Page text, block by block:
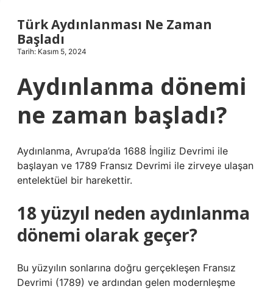
Hakkımızda
Türk Aydınlanması Ne Zaman
Başladı
Tarih: Kasım 5, 2024
Aydınlanma dönemi
ne zaman başladı?
Aydınlanma, Avrupa’da 1688 İngiliz Devrimi ile
başlayan ve 1789 Fransız Devrimi ile zirveye ulaşan
entelektüel bir harekettir.
18 yüzyıl neden aydınlanma
dönemi olarak geçer?
Bu yüzyılın sonlarına doğru gerçekleşen Fransız
Devrimi (1789) ve ardından gelen modernleşme